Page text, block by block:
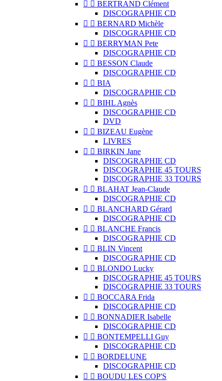
  BERTRAND Clément
DISCOGRAPHIE CD
  BERNARD Michèle
DISCOGRAPHIE CD
  BERRYMAN Pete
DISCOGRAPHIE CD
  BESSON Claude
DISCOGRAPHIE CD
  BIA
DISCOGRAPHIE CD
  BIHL Agnès
DISCOGRAPHIE CD
DVD
  BIZEAU Eugène
LIVRES
  BIRKIN Jane
DISCOGRAPHIE CD
DISCOGRAPHIE 45 TOURS
DISCOGRAPHIE 33 TOURS
  BLAHAT Jean-Claude
DISCOGRAPHIE CD
  BLANCHARD Gérard
DISCOGRAPHIE CD
  BLANCHE Francis
DISCOGRAPHIE CD
  BLIN Vincent
DISCOGRAPHIE CD
  BLONDO Lucky
DISCOGRAPHIE 45 TOURS
DISCOGRAPHIE 33 TOURS
  BOCCARA Frida
DISCOGRAPHIE CD
  BONNADIER Isabelle
DISCOGRAPHIE CD
  BONTEMPELLI Guy
DISCOGRAPHIE CD
  BORDELUNE
DISCOGRAPHIE CD
  BOUDU LES COP'S